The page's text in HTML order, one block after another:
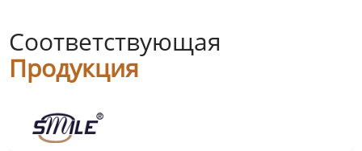
Соответствующая
Продукция